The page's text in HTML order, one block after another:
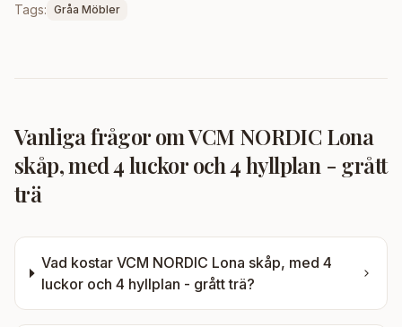
Tags: Gråa Möbler
Vanliga frågor omVCM NORDIC Lona
skåp, med 4 luckor och 4 hyllplan - grått
trä
Vad kostarVCM NORDIC Lona skåp, med 4
luckor och 4 hyllplan - grått trä?